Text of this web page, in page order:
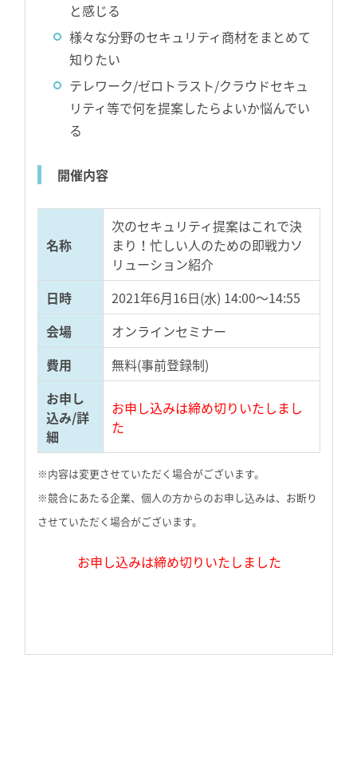
と感じる
様々な分野のセキュリティ商材をまとめて
知りたい
テレワーク/ゼロトラスト/クラウドセキュ
リティ等で何を提案したらよいか悩んでい
る
開催内容
名称
次のセキュリティ提案はこれで決
まり！忙しい人のための即戦力ソ
リューション紹介
日時
2021年6月16日(水) 14:00～14:55
会場
オンラインセミナー
費用
無料(事前登録制)
お申し
込み/詳
細
お申し込みは締め切りいたしまし
た
※内容は変更させていただく場合がございます。
※競合にあたる企業、個人の方からのお申し込みは、お断り
させていただく場合がございます。
お申し込みは締め切りいたしました